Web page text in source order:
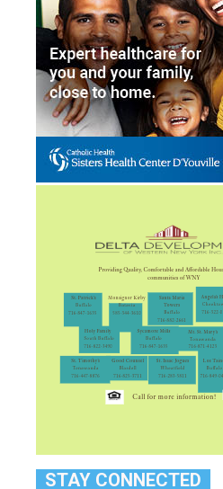
STAY CONNECTED